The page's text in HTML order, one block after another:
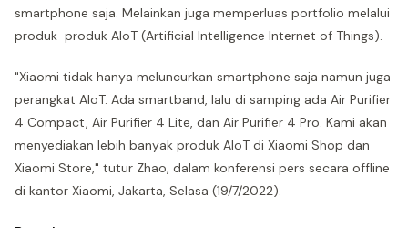
smartphone saja. Melainkan juga memperluas portfolio melalui
produk-produk AIoT (Artificial Intelligence Internet of Things).
"Xiaomi tidak hanya meluncurkan smartphone saja namun juga
perangkat AIoT. Ada smartband, lalu di samping ada Air Purifier
4 Compact, Air Purifier 4 Lite, dan Air Purifier 4 Pro. Kami akan
menyediakan lebih banyak produk AIoT di Xiaomi Shop dan
Xiaomi Store," tutur Zhao, dalam konferensi pers secara offline
di kantor Xiaomi, Jakarta, Selasa (19/7/2022).